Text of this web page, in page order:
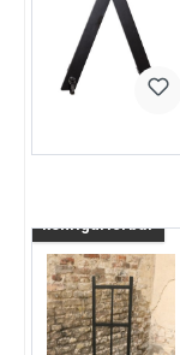
konfigurierbar